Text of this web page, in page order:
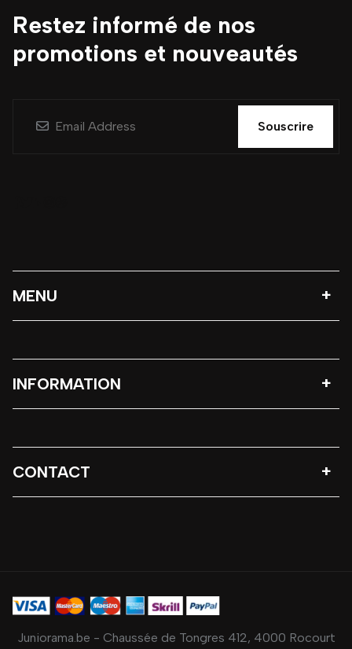
Restez informé de nos
promotions et nouveautés
Souscrire
MENU
INFORMATION
CONTACT
Juniorama.be - Chaussée de Tongres 412, 4000 Rocourt